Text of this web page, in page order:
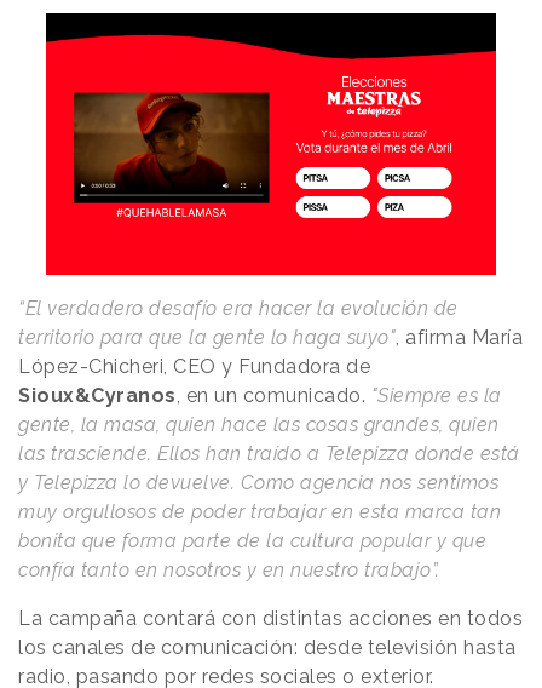
“El verdadero desafío era hacer la evolución de
territorio para que la gente lo haga suyo" , afirma María
López-Chicheri, CEO y Fundadora de
Sioux&Cyranos , en un comunicado. "Siempre es la
gente, la masa, quien hace las cosas grandes, quien
las trasciende. Ellos han traído a Telepizza donde está
y Telepizza lo devuelve. Como agencia nos sentimos
muy orgullosos de poder trabajar en esta marca tan
bonita que forma parte de la cultura popular y que
confía tanto en nosotros y en nuestro trabajo”.
La campaña contará con distintas acciones en todos
los canales de comunicación: desde televisión hasta
radio, pasando por redes sociales o exterior.